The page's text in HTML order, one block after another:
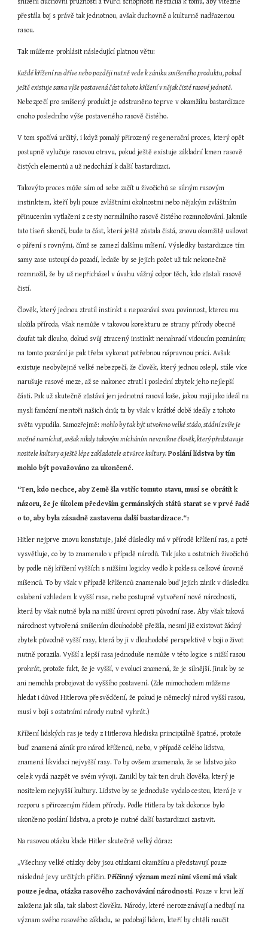
přestála boj s právě tak jednotnou, avšak duchovně a kulturně nadřazenou
rasou.
Tak můžeme prohlásit následující platnou větu:
Každé křížení ras dříve nebo později nutně vede k zániku smíšeného produktu, pokud
ještě existuje sama výše postavená část tohoto křížení v nějak čisté rasové jednotě.
Nebezpečí pro smíšený produkt je odstraněno teprve v okamžiku bastardizace
onoho posledního výše postaveného rasově čistého.
V tom spočívá určitý, i když pomalý přirozený regenerační proces, který opět
postupně vylučuje rasovou otravu, pokud ještě existuje základní kmen rasově
čistých elementů a už nedochází k další bastardizaci.
Takovýto proces může sám od sebe začít u živočichů se silným rasovým
instinktem, kteří byli pouze zvláštními okolnostmi nebo nějakým zvláštním
přinucením vytlačeni z cesty normálního rasově čistého rozmnožování. Jakmile
tato tíseň skončí, bude ta část, která ještě zůstala čistá, znovu okamžitě usilovat
o páření s rovnými, čímž se zamezí dalšímu míšení. Výsledky bastardizace tím
samy zase ustoupí do pozadí, ledaže by se jejich počet už tak nekonečně
rozmnožil, že by už nepřicházel v úvahu vážný odpor těch, kdo zůstali rasově
čistí.
Člověk, který jednou ztratil instinkt a nepoznává svou povinnost, kterou mu
uložila příroda, však nemůže v takovou korekturu ze strany přírody obecně
doufat tak dlouho, dokud svůj ztracený instinkt nenahradí vidoucím poznáním;
na tomto poznání je pak třeba vykonat potřebnou nápravnou práci. Avšak
existuje neobyčejně velké nebezpečí, že člověk, který jednou oslepl, stále více
narušuje rasové meze, až se nakonec ztratí i poslední zbytek jeho nejlepší
části. Pak už skutečně zůstává jen jednotná rasová kaše, jakou mají jako ideál na
mysli famózní mentoři našich dnů; ta by však v krátké době ideály z tohoto
světa vypudila. Samozřejmě: mohlo by tak být utvořeno velké stádo, stádní zvíře je
možné namíchat, avšak nikdy takovým mícháním nevznikne člověk, který představuje
nositele kultury a ještě lépe zakladatele a tvůrce kultury. Poslání lidstva by tím
mohlo být považováno za ukončené.
“Ten, kdo nechce, aby Země šla vstříc tomuto stavu, musí se obrátit k
názoru, že je úkolem především germánských států starat se v prvé řadě
o to, aby byla zásadně zastavena další bastardizace.“2
Hitler nejprve znovu konstatuje, jaké důsledky má v přírodě křížení ras, a poté
vysvětluje, co by to znamenalo v případě národů. Tak jako u ostatních živočichů
by podle něj křížení vyšších s nižšími logicky vedlo k poklesu celkové úrovně
míšenců. To by však v případě kříženců znamenalo buď jejich zánik v důsledku
oslabení vzhledem k vyšší rase, nebo postupné vytvoření nové národnosti,
která by však nutně byla na nižší úrovni oproti původní rase. Aby však taková
národnost vytvořená smíšením dlouhodobě přežila, nesmí již existovat žádný
zbytek původně vyšší rasy, která by ji v dlouhodobé perspektivě v boji o život
nutně porazila. Vyšší a lepší rasa jednoduše nemůže v této logice s nižší rasou
prohrát, protože fakt, že je vyšší, v evoluci znamená, že je silnější. Jinak by se
ani nemohla probojovat do vyššího postavení. (Zde mimochodem můžeme
hledat i důvod Hitlerova přesvědčení, že pokud je německý národ vyšší rasou,
musí v boji s ostatními národy nutně vyhrát.)
Křížení lidských ras je tedy z Hitlerova hlediska principiálně špatné, protože
buď znamená zánik pro národ kříženců, nebo, v případě celého lidstva,
znamená likvidaci nejvyšší rasy. To by ovšem znamenalo, že se lidstvo jako
celek vydá nazpět ve svém vývoji. Zanikl by tak ten druh člověka, který je
nositelem nejvyšší kultury. Lidstvo by se jednoduše vydalo cestou, která je v
rozporu s přirozeným řádem přírody. Podle Hitlera by tak dokonce bylo
ukončeno poslání lidstva, a proto je nutné další bastardizaci zastavit.
Na rasovou otázku klade Hitler skutečně velký důraz:
„Všechny velké otázky doby jsou otázkami okamžiku a představují pouze
následné jevy určitých příčin. Příčinný význam mezi nimi všemi má však
pouze jedna, otázka rasového zachovávání národnosti. Pouze v krvi leží
založena jak síla, tak slabost člověka. Národy, které nerozeznávají a nedbají na
význam svého rasového základu, se podobají lidem, kteří by chtěli naučit